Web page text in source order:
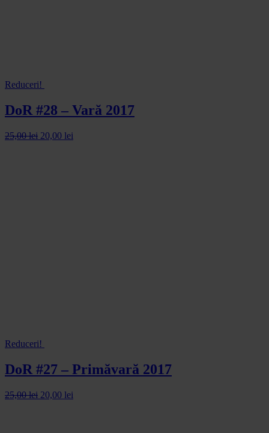
Reduceri!
DoR #28 – Vară 2017
25,00lei 20,00 lei
Reduceri!
DoR #27 – Primăvară 2017
25,00lei 20,00 lei